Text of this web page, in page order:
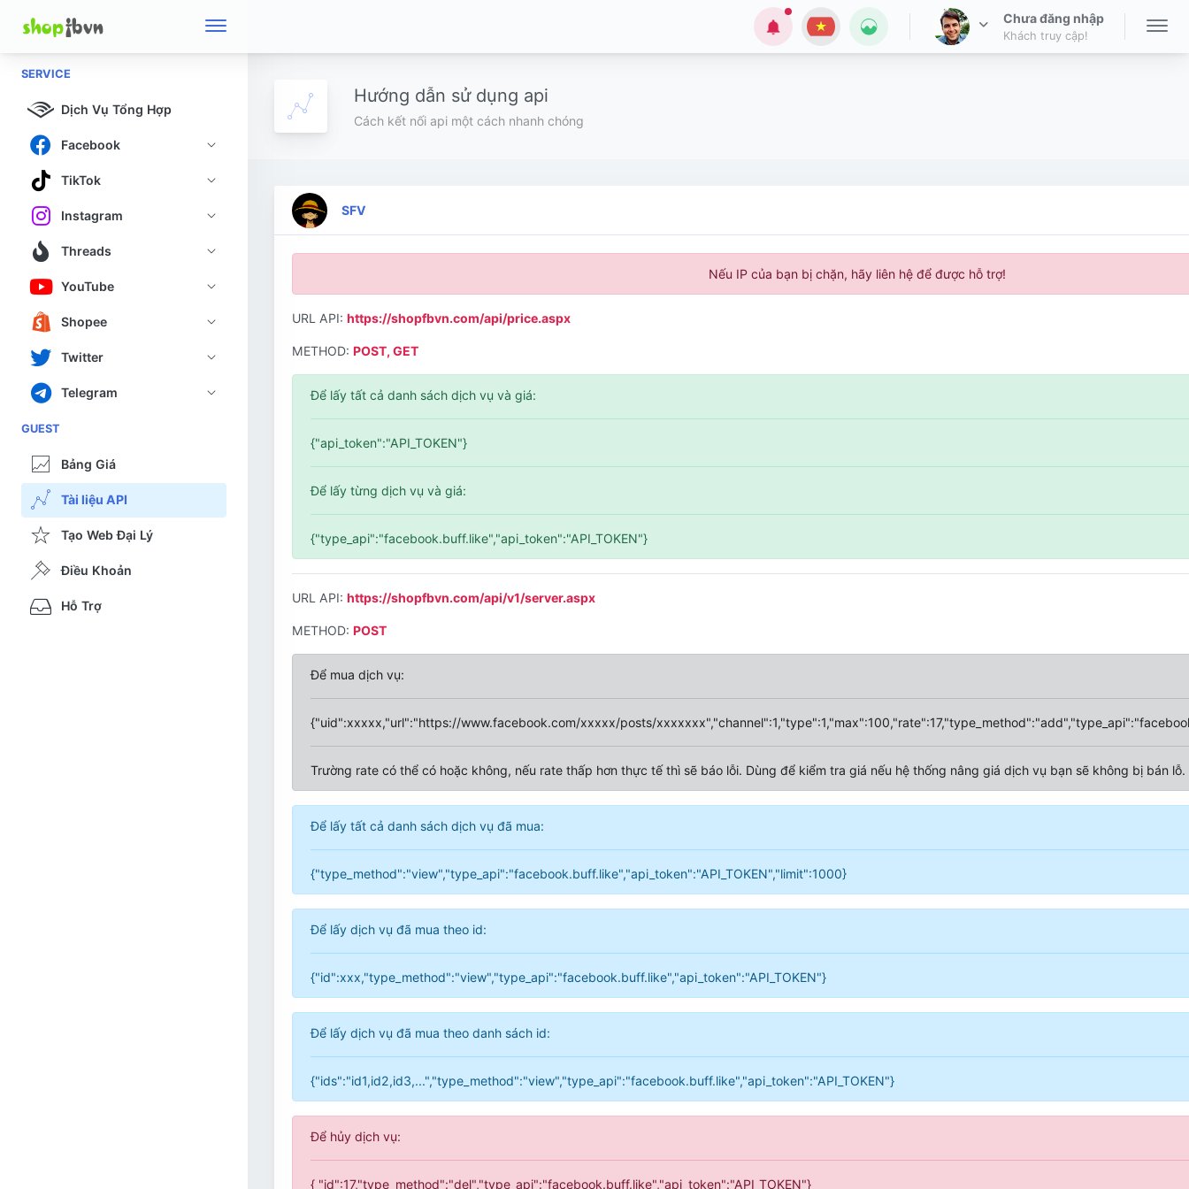
Chưa đăng nhập
Khách truy cập!
SERVICE
Dịch Vụ Tổng Hợp
Facebook
TikTok
Instagram
Threads
YouTube
Shopee
Twitter
Telegram
GUEST
Bảng Giá
Tài liệu API
Tạo Web Đại Lý
Điều Khoản
Hỗ Trợ
Hướng dẫn sử dụng api
Cách kết nối api một cách nhanh chóng
SFV
Nếu IP của bạn bị chặn, hãy liên hệ để được hỗ trợ!
URL API: https://shopfbvn.com/api/price.aspx
METHOD: POST, GET
Để lấy tất cả danh sách dịch vụ và giá:
{"api_token":"API_TOKEN"}
Để lấy từng dịch vụ và giá:
{"type_api":"facebook.buff.like","api_token":"API_TOKEN"}
URL API: https://shopfbvn.com/api/v1/server.aspx
METHOD: POST
Để mua dịch vụ:
{"uid":xxxxx,"url":"https://www.facebook.com/xxxxx/posts/
Trường rate có thể có hoặc không, nếu rate thấp hơn thực tế thì sẽ báo lỗi. Dùng để kiểm tra giá nếu hệ thống nâng giá dịch vụ bạn sẽ không bị bán lỗ.
Để lấy tất cả danh sách dịch vụ đã mua:
{"type_method":"view","type_api":"facebook.buff.like","api_token":"API_TOKEN","limit":1000}
Để lấy dịch vụ đã mua theo id:
{"id":xxx,"type_method":"view","type_api":"facebook.buff.like","api_token":"API_TOKEN"}
Để lấy dịch vụ đã mua theo danh sách id:
{"ids":"id1,id2,id3,...","type_method":"view","type_api":"facebook.buff.like","api_token":"API_TOKEN"}
Để hủy dịch vụ:
{ "id":17,"type_method":"del","type_api":"facebook.buff.like","api_token":"API_TOKEN"}